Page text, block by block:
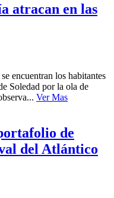
atracan en las
encuentran los habitantes
Soledad por la ola de
Ver Mas
de
del Atlántico